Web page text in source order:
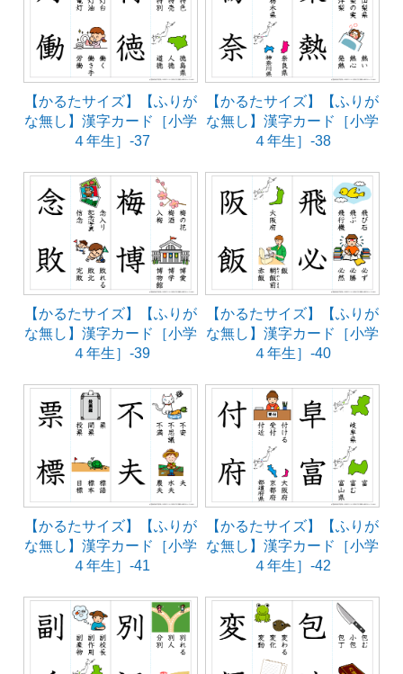
【かるたサイズ】【ふりが
な無し】漢字カード［小学
４年生］-37
【かるたサイズ】【ふりが
な無し】漢字カード［小学
４年生］-38
【かるたサイズ】【ふりが
な無し】漢字カード［小学
４年生］-39
【かるたサイズ】【ふりが
な無し】漢字カード［小学
４年生］-40
【かるたサイズ】【ふりが
な無し】漢字カード［小学
４年生］-41
【かるたサイズ】【ふりが
な無し】漢字カード［小学
４年生］-42